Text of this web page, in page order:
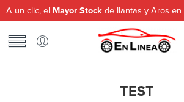
A un clic, el Mayor Stock de llantas y Aros
TEST